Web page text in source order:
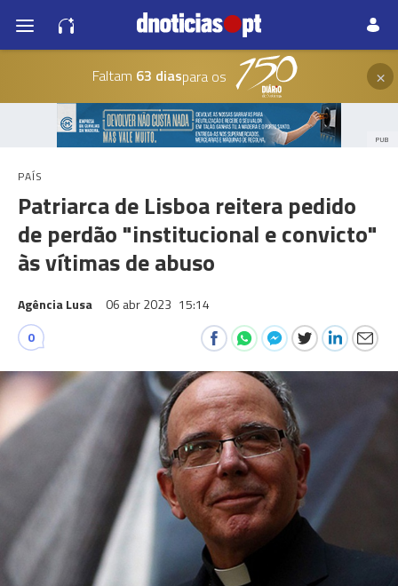
Faltam 63 diaspara os ×
PUB
PAÍS
Patriarca de Lisboa reitera pedido
de perdão "institucional e convicto"
às vítimas de abuso
Agência Lusa 06 abr 2023 15:14
0